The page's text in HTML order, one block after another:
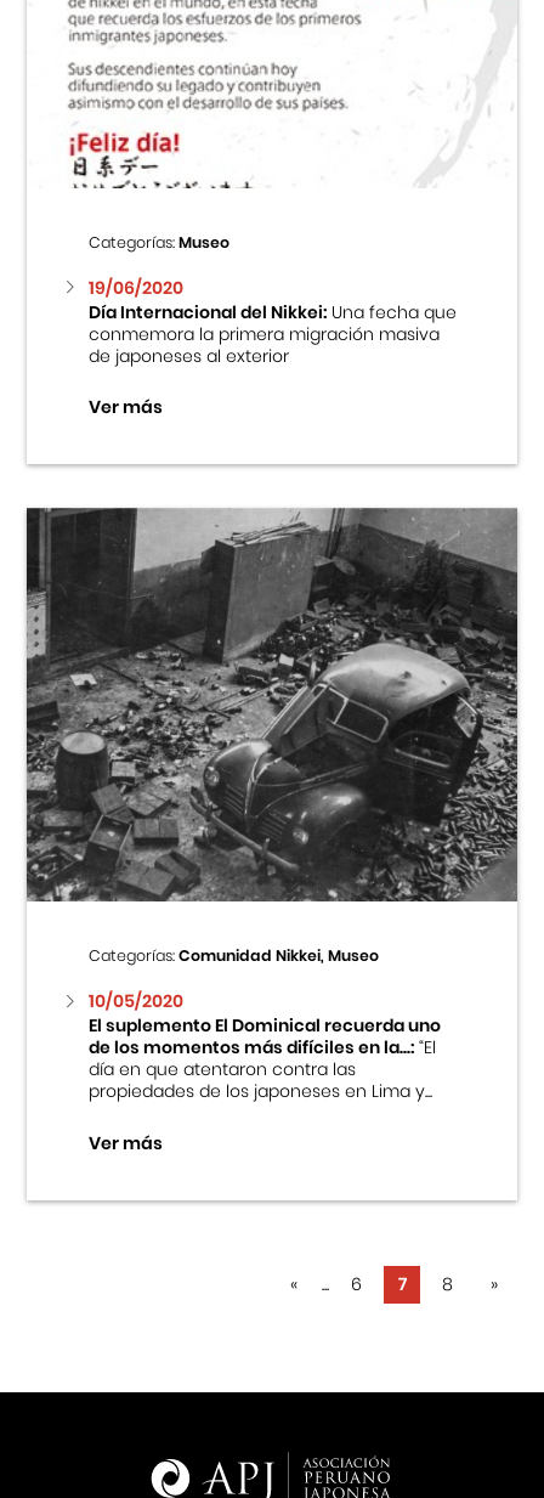
Categorías:Museo
19/06/2020
Día Internacional del Nikkei:Una fecha que
conmemora la primera migración masiva
de japoneses al exterior
Ver más
Categorías:Comunidad Nikkei, Museo
10/05/2020
El suplemento El Dominical recuerda uno
de los momentos más difíciles en la...:“El
día en que atentaron contra las
propiedades de los japoneses en Lima y...
Ver más
« ... 6 7 8 »